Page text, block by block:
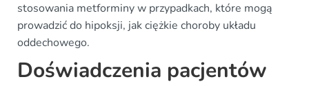
stosowania metforminy w przypadkach, które mogą
prowadzić do hipoksji, jak ciężkie choroby układu
oddechowego.
Doświadczenia pacjentów